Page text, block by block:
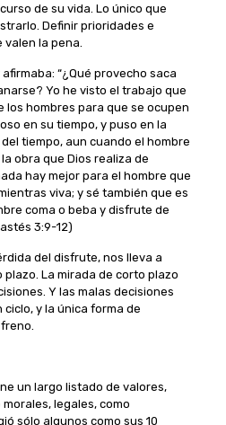
de su vida. Lo único que
Definir prioridades e
la pena.
“¿Qué provecho saca
Yo he visto el trabajo que
los hombres para que se ocupen
en su tiempo, y puso en la
tiempo, aun cuando el hombre
obra que Dios realiza de
hay mejor para el hombre que
viva; y sé también que es
coma o beba y disfrute de
3:9-12)
del disfrute, nos lleva a
La mirada de corto plazo
Y las malas decisiones
y la única forma de
un largo listado de valores,
legales, como
sólo algunos como sus 10